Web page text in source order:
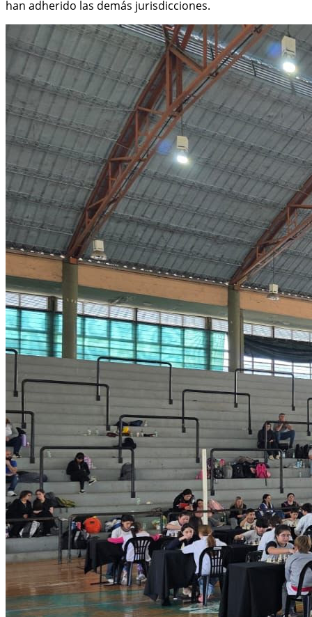
han adherido las demás jurisdicciones.